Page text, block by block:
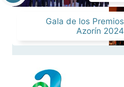
Gala de los Premios
Azorín 2024